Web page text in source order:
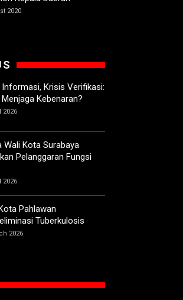
2020
Informasi, Krisis Verifikasi:
Kebenaran?
2026
Wali Kota Surabaya
Pelanggaran Fungsi
2026
Pahlawan
Tuberkulosis
2026